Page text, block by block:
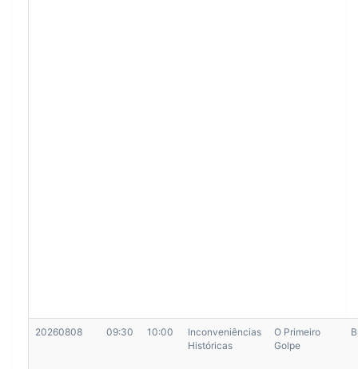
20260808 09:30 10:00
Inconveniências
Históricas
O Primeiro
Golpe